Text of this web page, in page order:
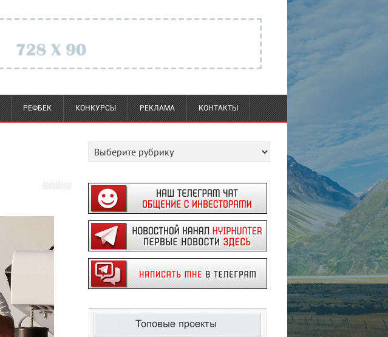
РЕФБЕК КОНКУРСЫ РЕКЛАМА КОНТАКТЫ